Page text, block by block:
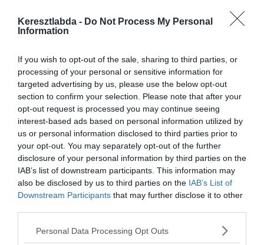
Keresztlabda - Do Not Process My Personal
Information
If you wish to opt-out of the sale, sharing to third parties, or
processing of your personal or sensitive information for
targeted advertising by us, please use the below opt-out
section to confirm your selection. Please note that after your
opt-out request is processed you may continue seeing
interest-based ads based on personal information utilized by
us or personal information disclosed to third parties prior to
your opt-out. You may separately opt-out of the further
disclosure of your personal information by third parties on the
IAB’s list of downstream participants. This information may
also be disclosed by us to third parties on the IAB’s List of
Downstream Participants that may further disclose it to other
Personal Data Processing Opt Outs
Hirdetés
[onionbuzz quizid=327][/onionbuzz]
csatlakozhatsz Facebookcsoportunkhoz is.